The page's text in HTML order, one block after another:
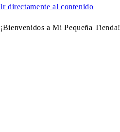
Ir directamente al contenido
¡Bienvenidos a Mi Pequeña Tienda!